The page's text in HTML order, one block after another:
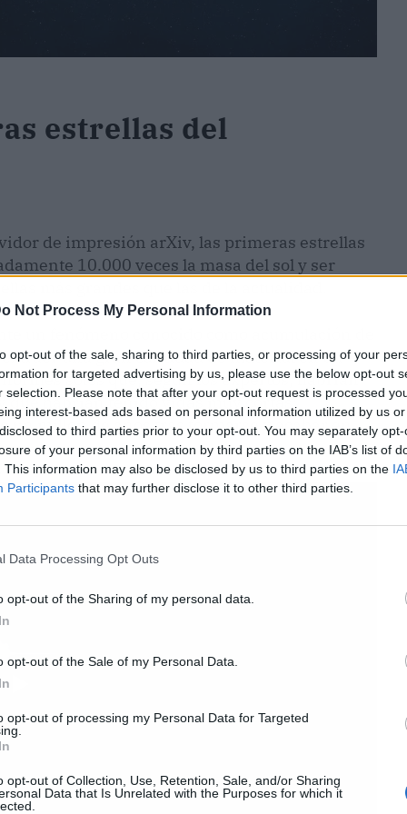
Not Process My Personal Information
opt-out of the sale, sharing to third parties, or processing of your
for targeted advertising by us, please use the below opt-out
selection. Please note that after your opt-out request is processed
interest-based ads based on personal information utilized by us
to third parties prior to your opt-out. You may separately
of your personal information by third parties on the IAB’s list of
This information may also be disclosed by us to third parties on the
Participants that may further disclose it to other third parties.
Data Processing Opt Outs
opt-out of the Sharing of my personal data.
opt-out of the Sale of my Personal Data.
opt-out of processing my Personal Data for Targeted
opt-out of Collection, Use, Retention, Sale, and/or Sharing
Data that Is Unrelated with the Purposes for which it
estrellas del
de impresión arXiv, las primeras estrellas
10.000 veces la masa del sol y ser
más grandes que las de la actualidad.
un fenómeno conocido como acumulación de
una gran cantidad de material en un
soles que, según los expertos, habrían
que habrían tenido vidas muy cortas;
millón de años tras formarse y acabar en